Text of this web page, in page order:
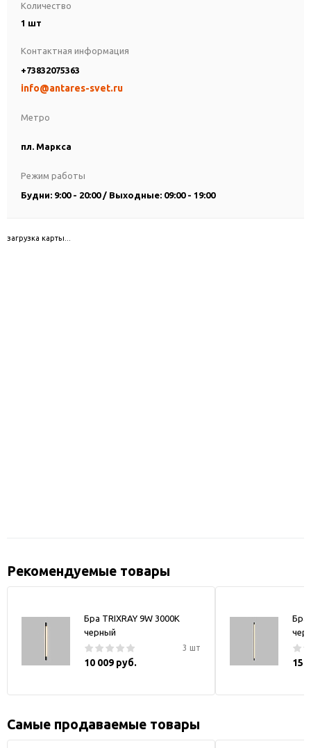
Количество
1 шт
Метро
пл. Маркса
Контактная информация
+73832075363
info@antares-svet.ru
Режим работы
Будни: 9:00 - 20:00 / Выходные: 09:00 - 19:00
загрузка карты...
Рекомендуемые товары
Бра TRIXRAY 9W 3000К
черный
3 шт
10 009 руб.
Бра
15
Самые продаваемые товары